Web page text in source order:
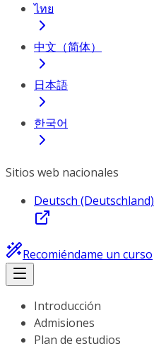
ไทย
中文（简体）
日本語
한국어
Sitios web nacionales
Deutsch (Deutschland)
Recomiéndame un curso
Introducción
Admisiones
Plan de estudios